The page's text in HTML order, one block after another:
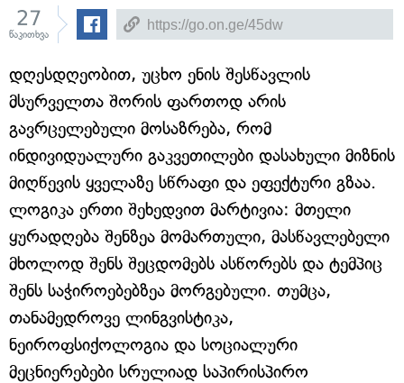
27
წაკითხვა
დღესდღეობით, უცხო ენის შესწავლის
მსურველთა შორის ფართოდ არის
გავრცელებული მოსაზრება, რომ
ინდივიდუალური გაკვეთილები დასახული მიზნის
მიღწევის ყველაზე სწრაფი და ეფექტური გზაა.
ლოგიკა ერთი შეხედვით მარტივია: მთელი
ყურადღება შენზეა მომართული, მასწავლებელი
მხოლოდ შენს შეცდომებს ასწორებს და ტემპიც
შენს საჭიროებებზეა მორგებული. თუმცა,
თანამედროვე ლინგვისტიკა,
ნეიროფსიქოლოგია და სოციალური
მეცნიერებები სრულიად საპირისპირო